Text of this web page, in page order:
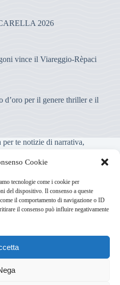
Cookie
tecnologie come i cookie per
del dispositivo. Il consenso a queste
il comportamento di navigazione o ID
il consenso può influire negativamente
2026
vince il Viareggio-Rèpaci
d’oro per il genere thriller e il
te notizie di narrativa,
iscritta al Tribunale, che non
pubbliche ai sensi dell’art. 3-
(VR)info@elzevir.it bullet-